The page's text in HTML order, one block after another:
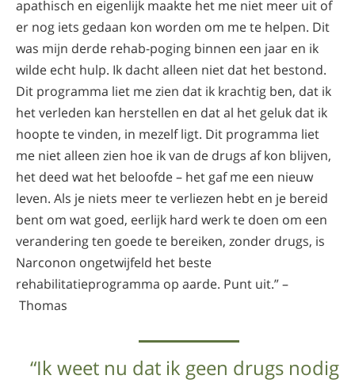
apathisch en eigenlijk maakte het me niet meer uit of
er nog iets gedaan kon worden om me te helpen. Dit
was mijn derde rehab-poging binnen een jaar en ik
wilde echt hulp. Ik dacht alleen niet dat het bestond.
Dit programma liet me zien dat ik krachtig ben, dat ik
het verleden kan herstellen en dat al het geluk dat ik
hoopte te vinden, in mezelf ligt. Dit programma liet
me niet alleen zien hoe ik van de drugs af kon blijven,
het deed wat het beloofde – het gaf me een nieuw
leven. Als je niets meer te verliezen hebt en je bereid
bent om wat goed, eerlijk hard werk te doen om een
verandering ten goede te bereiken, zonder drugs, is
Narconon ongetwijfeld het beste
rehabilitatieprogramma op aarde. Punt uit.” –
Thomas
“Ik weet nu dat ik geen drugs nodig